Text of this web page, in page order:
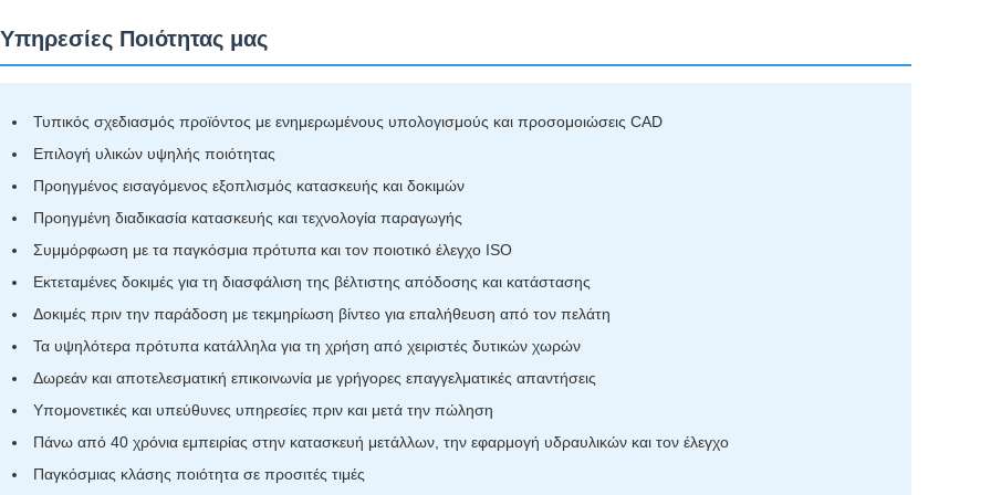
Ποιότητας μας
Τυπικός σχεδιασμός προϊόντος με ενημερωμένους υπολογισμούς και προσομοιώσεις CAD
Επιλογή υλικών υψηλής ποιότητας
Προηγμένος εισαγόμενος εξοπλισμός κατασκευής και δοκιμών
Προηγμένη διαδικασία κατασκευής και τεχνολογία παραγωγής
Συμμόρφωση με τα παγκόσμια πρότυπα και τον ποιοτικό έλεγχο ISO
Εκτεταμένες δοκιμές για τη διασφάλιση της βέλτιστης απόδοσης και κατάστασης
Δοκιμές πριν την παράδοση με τεκμηρίωση βίντεο για επαλήθευση από τον πελάτη
Τα υψηλότερα πρότυπα κατάλληλα για τη χρήση από χειριστές δυτικών χωρών
Δωρεάν και αποτελεσματική επικοινωνία με γρήγορες επαγγελματικές απαντήσεις
Υπομονετικές και υπεύθυνες υπηρεσίες πριν και μετά την πώληση
Πάνω από 40 χρόνια εμπειρίας στην κατασκευή μετάλλων, την εφαρμογή υδραυλικών και τον έλεγχο
Παγκόσμιας κλάσης ποιότητα σε προσιτές τιμές